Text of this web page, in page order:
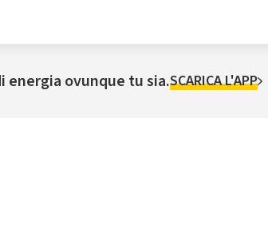
energia ovunque tu sia.SCARICA L'APP